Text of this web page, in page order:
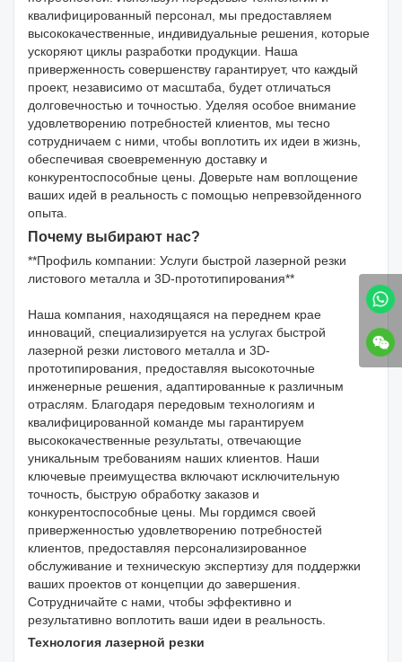
квалифицированный персонал, мы предоставляем
высококачественные, индивидуальные решения, которые
ускоряют циклы разработки продукции. Наша
приверженность совершенству гарантирует, что каждый
проект, независимо от масштаба, будет отличаться
долговечностью и точностью. Уделяя особое внимание
удовлетворению потребностей клиентов, мы тесно
сотрудничаем с ними, чтобы воплотить их идеи в жизнь,
обеспечивая своевременную доставку и
конкурентоспособные цены. Доверьте нам воплощение
ваших идей в реальность с помощью непревзойденного
опыта.
Почему выбирают нас?
**Профиль компании: Услуги быстрой лазерной резки
листового металла и 3D-прототипирования**
Наша компания, находящаяся на переднем крае
инноваций, специализируется на услугах быстрой
лазерной резки листового металла и 3D-
прототипирования, предоставляя высокоточные
инженерные решения, адаптированные к различным
отраслям. Благодаря передовым технологиям и
квалифицированной команде мы гарантируем
высококачественные результаты, отвечающие
уникальным требованиям наших клиентов. Наши
ключевые преимущества включают исключительную
точность, быструю обработку заказов и
конкурентоспособные цены. Мы гордимся своей
приверженностью удовлетворению потребностей
клиентов, предоставляя персонализированное
обслуживание и техническую экспертизу для поддержки
ваших проектов от концепции до завершения.
Сотрудничайте с нами, чтобы эффективно и
результативно воплотить ваши идеи в реальность.
Технология лазерной резки